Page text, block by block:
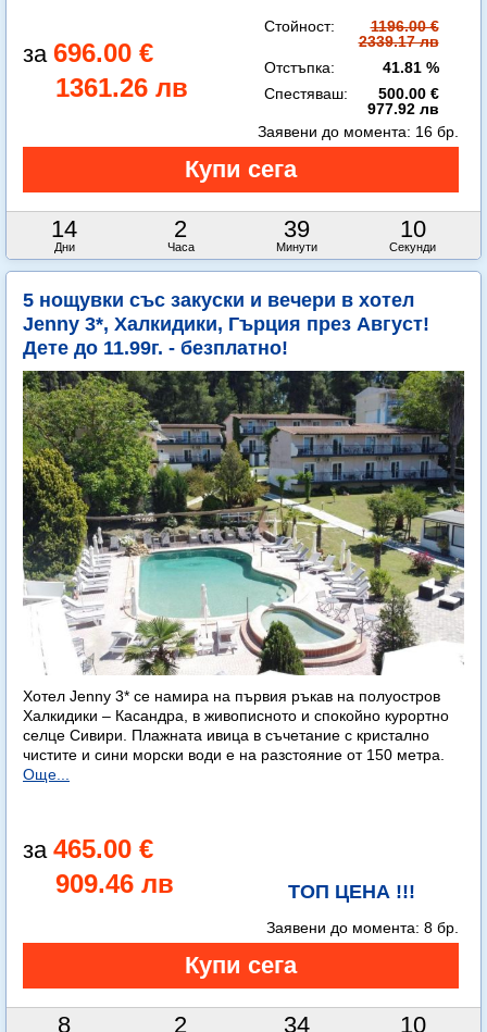
696.00 €
1361.26 лв
Стойност:
1196.00 €
2339.17 лв
Отстъпка:
41.81 %
Спестяваш:
500.00 €
977.92 лв
14
Дни
2
Часа
39
Минути
8
Секунди
Заявени до момента: 16 бр.
5 нощувки със закуски и вечери в хотел
Jenny 3*, Халкидики, Гърция през Август!
Дете до 11.99г. - безплатно!
Хотел Jenny 3* се намира на първия ръкав на полуостров
Халкидики – Касандра, в живописното и спокойно курортно
селце Сивири. Плажната ивица в съчетание с кристално
чистите и сини морски води е на разстояние от 150 метра.
Още...
465.00 €
909.46 лв
ТОП ЦЕНА !!!
8 2 34 8
Заявени до момента: 8 бр.